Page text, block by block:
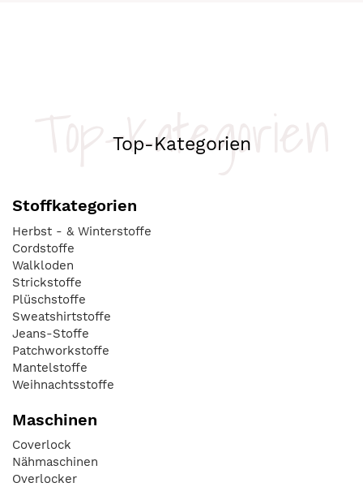
Top-Kategorien
Top-Kategorien
Stoffkategorien
Herbst - & Winterstoffe
Cordstoffe
Walkloden
Strickstoffe
Plüschstoffe
Sweatshirtstoffe
Jeans-Stoffe
Patchworkstoffe
Mantelstoffe
Weihnachtsstoffe
Maschinen
Coverlock
Nähmaschinen
Overlocker